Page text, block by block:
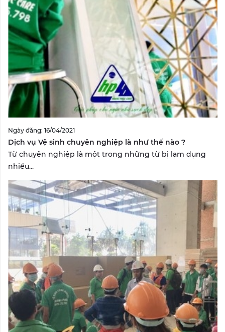
Ngày đăng: 16/04/2021
Dịch vụ Vệ sinh chuyên nghiệp là như thế nào ?
Từ chuyên nghiệp là một trong những từ bị lạm dụng
nhiều...